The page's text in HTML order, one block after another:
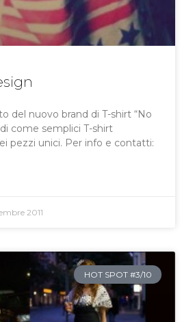
del nuovo brand di T-shirt “No
come semplici T-shirt
pezzi unici. Per info e contatti:
2011
HOT SPOT #3/10